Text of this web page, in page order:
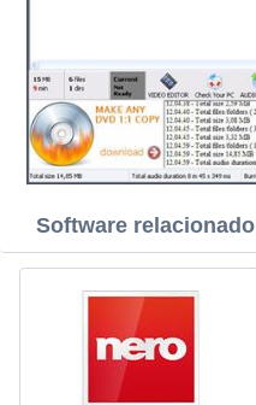
Software relacionado